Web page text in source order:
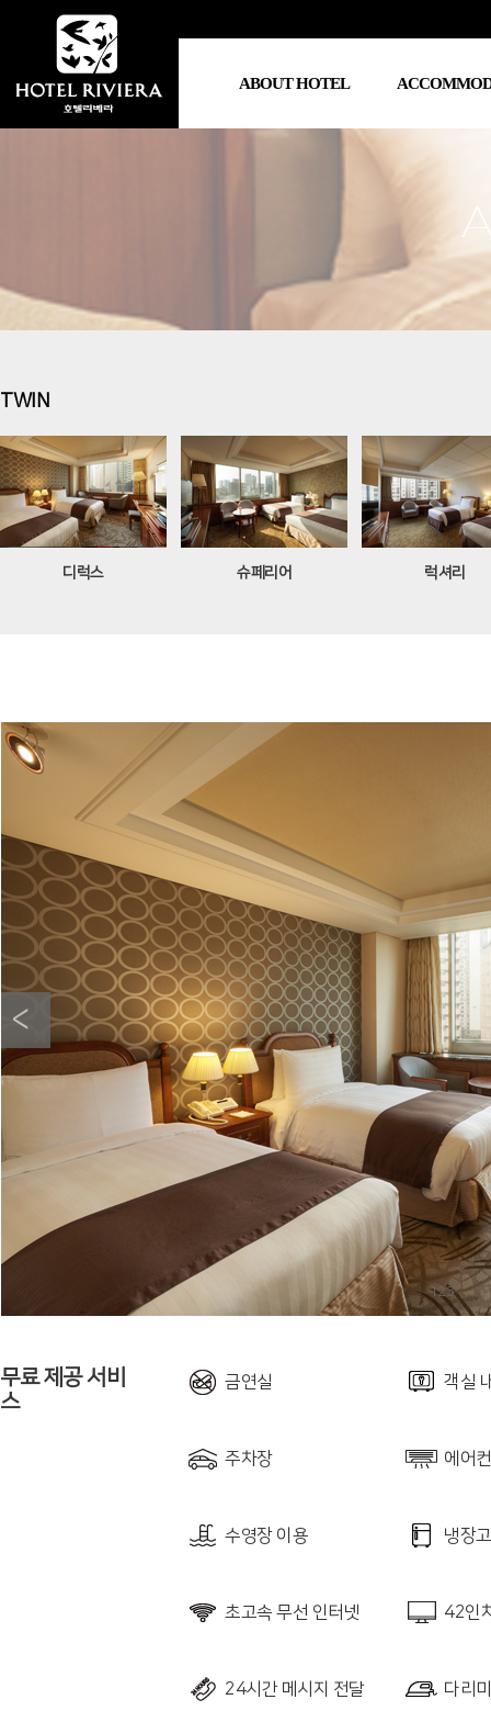
ABOUT HOTEL
트윈
스위
온돌
비즈니스
TWIN
디럭스 슈페리어 럭셔리
123
무료 제공 서비
스
금연실 객실
주차장 에어컨
수영장 이용 냉장고
초고속 무선 인터넷 42인
24시간 메시지 전달 다리